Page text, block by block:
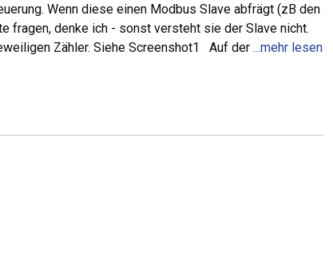
Wenn diese einen Modbus Slave abfrägt (zB den
fragen, denke ich - sonst versteht sie der Slave nicht.
Zähler. Siehe Screenshot1 Auf der ...mehr lesen